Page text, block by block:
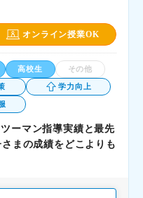
オンライン授業OK
高校生 その他
学力向上
ーマン指導実績と最先
まの成績をどこよりも